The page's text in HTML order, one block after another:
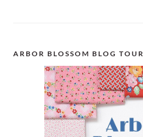
ARBOR BLOSSOM BLOG TOUR